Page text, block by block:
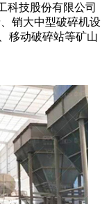
科技股份有限公司
销大中型破碎机设
移动破碎站等矿山